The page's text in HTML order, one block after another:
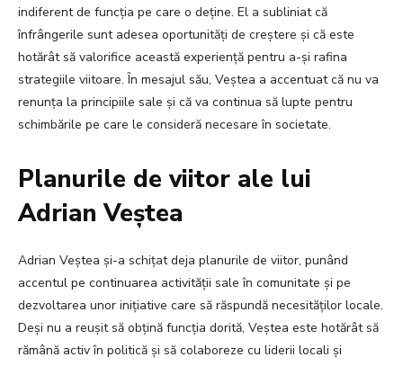
indiferent de funcția pe care o deține. El a subliniat că
înfrângerile sunt adesea oportunități de creștere și că este
hotărât să valorifice această experiență pentru a-și rafina
strategiile viitoare. În mesajul său, Veștea a accentuat că nu va
renunța la principiile sale și că va continua să lupte pentru
schimbările pe care le consideră necesare în societate.
Planurile de viitor ale lui
Adrian Veștea
Adrian Veștea și-a schițat deja planurile de viitor, punând
accentul pe continuarea activității sale în comunitate și pe
dezvoltarea unor inițiative care să răspundă necesităților locale.
Deși nu a reușit să obțină funcția dorită, Veștea este hotărât să
rămână activ în politică și să colaboreze cu liderii locali și